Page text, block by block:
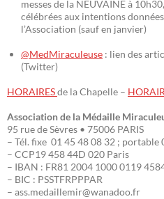
messes de la NEUVAINE à
célébrées aux intentions
l’Association (sauf en janvier)
@MedMiraculeuse : lien des
(Twitter)
HORAIRESde la Chapelle –
Association de la Médaille
95 rue de Sèvres • 75006 PARIS
– Tél. fixe 01 45 48 08 32 ; portable
– CCP19 458 44D 020 Paris
– IBAN : FR81 2004 1000 0119
– BIC : PSSTFRPPPAR
– ass.medaillemir@wanadoo.fr